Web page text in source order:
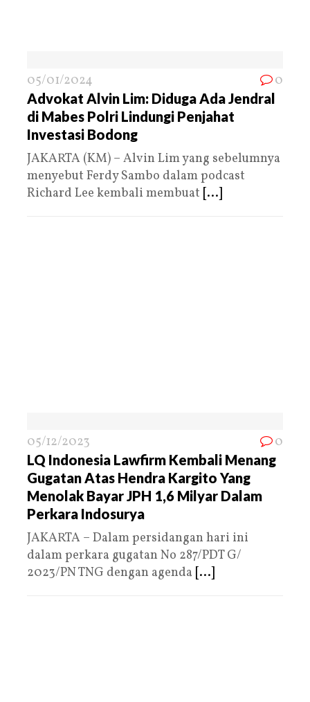
05/01/2024 0
Advokat Alvin Lim: Diduga Ada Jendral
di Mabes Polri Lindungi Penjahat
Investasi Bodong
JAKARTA (KM) – Alvin Lim yang sebelumnya
menyebut Ferdy Sambo dalam podcast
Richard Lee kembali membuat [...]
05/12/2023 0
LQ Indonesia Lawfirm Kembali Menang
Gugatan Atas Hendra Kargito Yang
Menolak Bayar JPH 1,6 Milyar Dalam
Perkara Indosurya
JAKARTA – Dalam persidangan hari ini
dalam perkara gugatan No 287/PDT G/
2023/PN TNG dengan agenda [...]